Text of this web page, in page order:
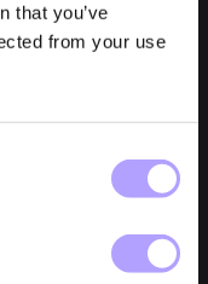
that you’ve
from your use